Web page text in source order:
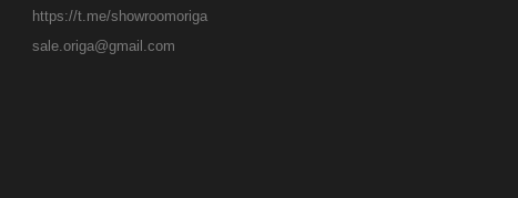
https://t.me/showroomoriga
sale.origa@gmail.com